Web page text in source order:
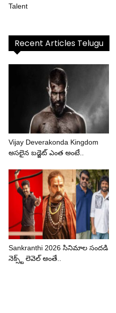
Talent
Recent Articles Telugu
Vijay Deverakonda Kingdom
అసలైన బడ్జెట్ ఎంత అంటే..
Sankranthi 2026 సినిమాల సందడి
నెక్స్ట్ లెవెల్ అంతే..